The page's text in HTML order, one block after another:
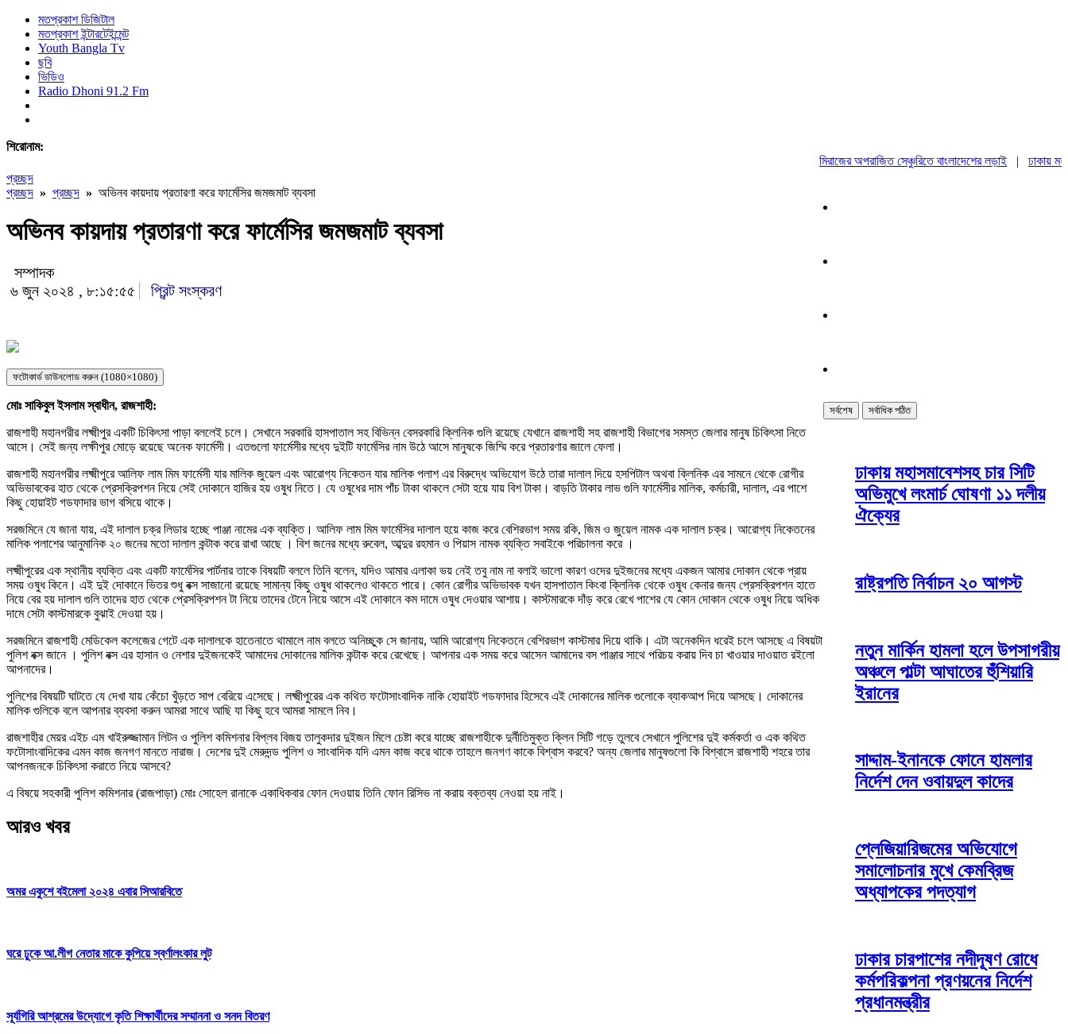
মতপ্রকাশ ডিজিটাল
মতপ্রকাশ ইন্টারটেইন্মেন্ট
Youth Bangla Tv
ছবি
ভিডিও
Radio Dhoni 91.2 Fm
শিরোনাম:
মিরাজের অপরাজিত সেঞ্চুরিতে বাংলাদেশের লড়াই|ঢাকায়
প্রচ্ছদ
প্রচ্ছদ » প্রচ্ছদ » অভিনব কায়দায় প্রতারণা করে ফার্মেসির জমজমাট ব্যবসা
অভিনব কায়দায় প্রতারণা করে ফার্মেসির জমজমাট ব্যবসা
সম্পাদক
৬ জুন ২০২৪ , ৮:১৫:৫৫
প্রিন্ট সংস্করণ
ফটোকার্ড ডাউনলোড করুন (1080×1080)
মোঃ সাকিবুল ইসলাম স্বাধীন, রাজশাহী:
রাজশাহী মহানগরীর লক্ষ্মীপুর একটি চিকিৎসা পাড়া বললেই চলে। সেখানে সরকারি হাসপাতাল সহ বিভিন্ন বেসরকারি ক্লিনিক গুলি রয়েছে যেখানে রাজশাহী সহ রাজশাহী বিভাগের সমস্ত জেলার মানুষ চিকিৎসা নিতে
আসে। সেই জন্য লক্ষীপুর মোড়ে রয়েছে অনেক ফার্মেসী। এতগুলো ফার্মেসীর মধ্যে দুইটি ফার্মেসির নাম উঠে আসে মানুষকে জিম্মি করে প্রতারণার জালে ফেলা।
রাজশাহী মহানগরীর লক্ষ্মীপুরে আলিফ লাম মিম ফার্মেসী যার মালিক জুয়েল এবং আরোগ্য নিকেতন যার মালিক পলাশ এর বিরুদ্ধে অভিযোগ উঠে তারা দালাল দিয়ে হসপিটাল অথবা ক্লিনিক এর সামনে থেকে রোগীর
অভিভাবকের হাত থেকে প্রেসক্রিপশন নিয়ে সেই দোকানে হাজির হয় ওষুধ নিতে। যে ওষুধের দাম পাঁচ টাকা থাকলে সেটা হয়ে যায় বিশ টাকা। বাড়তি টাকার লাভ গুলি ফার্মেসীর মালিক, কর্মচারী, দালাল, এর পাশে
কিছু হোয়াইট গডফাদার ভাগ বসিয়ে থাকে।
সরজমিনে যে জানা যায়, এই দালাল চক্র লিডার হচ্ছে পাঞ্জা নামের এক ব্যক্তি। আলিফ লাম মিম ফার্মেসির দালাল হয়ে কাজ করে বেশিরভাগ সময় রকি, জিম ও জুয়েল নামক এক দালাল চক্র। আরোগ্য নিকেতনের
মালিক পলাশের আনুমানিক ২০ জনের মতো দালাল কন্টাক করে রাখা আছে । বিশ জনের মধ্যে রুবেল, আব্দুর রহমান ও পিয়াস নামক ব্যক্তি সবাইকে পরিচালনা করে ।
লক্ষ্মীপুরের এক স্থানীয় ব্যক্তি এবং একটি ফার্মেসির পার্টনার তাকে বিষয়টি বললে তিনি বলেন, যদিও আমার এলাকা ভয় নেই তবু নাম না বলাই ভালো কারণ ওদের দুইজনের মধ্যে একজন আমার দোকান থেকে প্রায়
সময় ওষুধ কিনে। এই দুই দোকানে ভিতর শুধু বক্স সাজানো রয়েছে সামান্য কিছু ওষুধ থাকলেও থাকতে পারে। কোন রোগীর অভিভাবক যখন হাসপাতাল কিংবা ক্লিনিক থেকে ওষুধ কেনার জন্য প্রেসক্রিপশন হাতে
নিয়ে বের হয় দালাল গুলি তাদের হাত থেকে প্রেসক্রিপশন টা নিয়ে তাদের টেনে নিয়ে আসে এই দোকানে কম দামে ওষুধ দেওয়ার আশায়। কাস্টমারকে দাঁড় করে রেখে পাশের যে কোন দোকান থেকে ওষুধ নিয়ে অধিক
দামে সেটা কাস্টমারকে বুঝাই দেওয়া হয়।
সরজমিনে রাজশাহী মেডিকেল কলেজের গেটে এক দালালকে হাতেনাতে থামালে নাম বলতে অনিচ্ছুক সে জানায়, আমি আরোগ্য নিকেতনে বেশিরভাগ কাস্টমার দিয়ে থাকি। এটা অনেকদিন ধরেই চলে আসছে এ বিষয়টা
পুলিশ বক্স জানে । পুলিশ বক্স এর হাসান ও নেশার দুইজনকেই আমাদের দোকানের মালিক কন্টাক করে রেখেছে। আপনার এক সময় করে আসেন আমাদের বস পাঞ্জার সাথে পরিচয় করায় দিব চা খাওয়ার দাওয়াত রইলো
আপনাদের।
পুলিশের বিষয়টি ঘাটতে যে দেখা যায় কেঁচো খুঁড়তে সাপ বেরিয়ে এসেছে। লক্ষ্মীপুরের এক কথিত ফটোসাংবাদিক নাকি হোয়াইট গডফাদার হিসেবে এই দোকানের মালিক গুলোকে ব্যাকআপ দিয়ে আসছে। দোকানের
মালিক গুলিকে বলে আপনার ব্যবসা করুন আমরা সাথে আছি যা কিছু হবে আমরা সামলে নিব।
রাজশাহীর মেয়র এইচ এম খাইরুজ্জামান লিটন ও পুলিশ কমিশনার বিপ্লব বিজয় তালুকদার দুইজন মিলে চেষ্টা করে যাচ্ছে রাজশাহীকে দুর্নীতিমুক্ত ক্লিন সিটি গড়ে তুলবে সেখানে পুলিশের দুই কর্মকর্তা ও এক কথিত
ফটোসাংবাদিকের এমন কাজ জনগণ মানতে নারাজ। দেশের দুই মেরুদন্ড পুলিশ ও সাংবাদিক যদি এমন কাজ করে থাকে তাহলে জনগণ কাকে বিশ্বাস করবে? অন্য জেলার মানুষগুলো কি বিশ্বাসে রাজশাহী শহরে তার
আপনজনকে চিকিৎসা করাতে নিয়ে আসবে?
এ বিষয়ে সহকারী পুলিশ কমিশনার (রাজপাড়া) মোঃ সোহেল রানাকে একাধিকবার ফোন দেওয়ায় তিনি ফোন রিসিভ না করায় বক্তব্য নেওয়া হয় নাই।
আরও খবর
অমর একুশে বইমেলা ২০২৪ এবার সিআরবিতে
ঘরে ঢুকে আ.লীগ নেতার মাকে কুপিয়ে স্বর্ণালংকার লুট
সূর্যগিরি আশ্রমের উদ্যোগে কৃতি শিক্ষার্থীদের সম্মাননা ও সনদ বিতরণ
সর্বশেষ সর্বাধিক পঠিত
ঢাকায় মহাসমাবেশসহ চার সিটি
অভিমুখে লংমার্চ ঘোষণা ১১ দলীয়
ঐক্যের
রাষ্ট্রপতি নির্বাচন ২০ আগস্ট
নতুন মার্কিন হামলা হলে উপসাগরীয়
অঞ্চলে পাল্টা আঘাতের হুঁশিয়ারি
ইরানের
সাদ্দাম-ইনানকে ফোনে হামলার
নির্দেশ দেন ওবায়দুল কাদের
প্লেজিয়ারিজমের অভিযোগে
সমালোচনার মুখে কেমব্রিজ
অধ্যাপকের পদত্যাগ
ঢাকার চারপাশের নদীদূষণ রোধে
কর্মপরিকল্পনা প্রণয়নের নির্দেশ
প্রধানমন্ত্রীর